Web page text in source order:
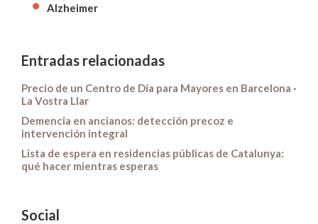
Alzheimer
Entradas relacionadas
Precio de un Centro de Día para Mayores en Barcelona ·
La Vostra Llar
Demencia en ancianos: detección precoz e
intervención integral
Lista de espera en residencias públicas de Catalunya:
qué hacer mientras esperas
Social